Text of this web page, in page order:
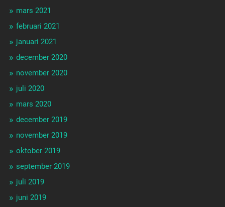
mars 2021
februari 2021
januari 2021
december 2020
november 2020
juli 2020
mars 2020
december 2019
november 2019
oktober 2019
september 2019
juli 2019
juni 2019